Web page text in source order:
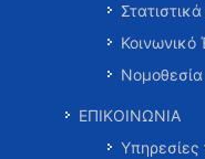
Στατιστικά
Κοινωνικό
Νομοθεσία
ΕΠΙΚΟΙΝΩΝΙΑ